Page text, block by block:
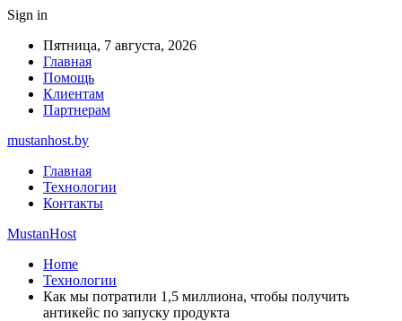
Sign in
Пятница, 7 августа, 2026
Главная
Помощь
Клиентам
Партнерам
mustanhost.by
Главная
Технологии
Контакты
MustanHost
Home
Технологии
Как мы потратили 1,5 миллиона, чтобы получить
антикейс по запуску продукта